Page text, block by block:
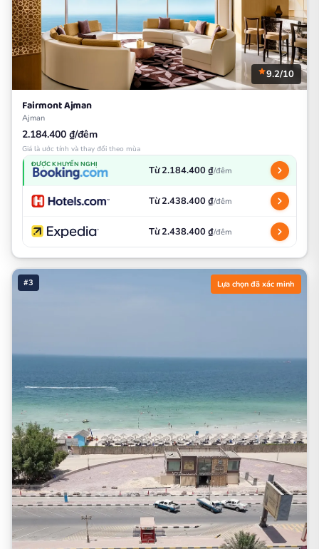
9.2/10
Fairmont Ajman
Ajman
2.184.400 ₫/đêm
Giá là ước tính và thay đổi theo mùa
ĐƯỢC KHUYẾN NGHỊ Từ 2.184.400 ₫/đêm
Từ 2.438.400 ₫/đêm
Từ 2.438.400 ₫/đêm
#3 Lựa chọn đã xác minh